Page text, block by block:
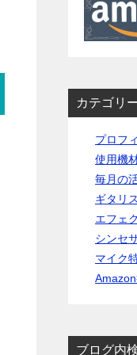
カテゴリ
プロフ
使用機
毎月の
ギタリ
エフェ
シンセ
マイク
ブログ内